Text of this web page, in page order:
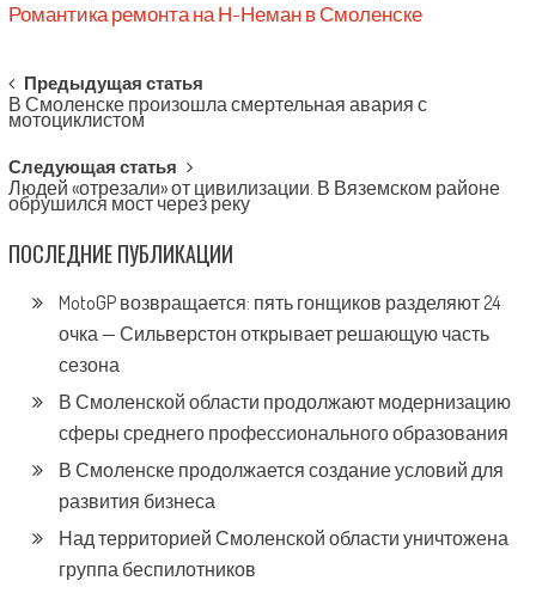
Романтика ремонта на Н-Неман в Смоленске
Post
navigation
Предыдущая статья
В Смоленске произошла смертельная авария с
мотоциклистом
Следующая статья
Людей «отрезали» от цивилизации. В Вяземском районе
обрушился мост через реку
ПОСЛЕДНИЕ ПУБЛИКАЦИИ
MotoGP возвращается: пять гонщиков разделяют 24
очка — Сильверстон открывает решающую часть
сезона
В Смоленской области продолжают модернизацию
сферы среднего профессионального образования
В Смоленске продолжается создание условий для
развития бизнеса
Над территорией Смоленской области уничтожена
группа беспилотников